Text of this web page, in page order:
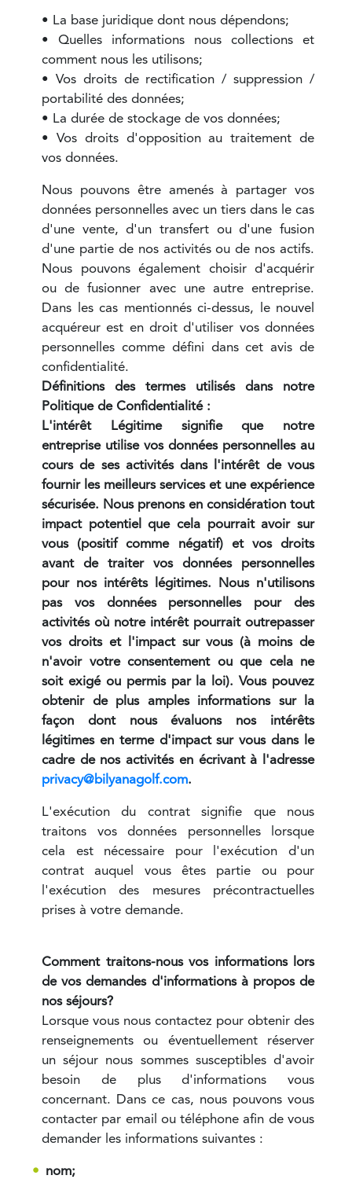
• La base juridique dont nous dépendons;
• Quelles informations nous collections et
comment nous les utilisons;
• Vos droits de rectification / suppression /
portabilité des données;
• La durée de stockage de vos données;
• Vos droits d'opposition au traitement de
vos données.
Nous pouvons être amenés à partager vos
données personnelles avec un tiers dans le cas
d'une vente, d'un transfert ou d'une fusion
d'une partie de nos activités ou de nos actifs.
Nous pouvons également choisir d'acquérir
ou de fusionner avec une autre entreprise.
Dans les cas mentionnés ci-dessus, le nouvel
acquéreur est en droit d'utiliser vos données
personnelles comme défini dans cet avis de
confidentialité.
Définitions des termes utilisés dans notre
Politique de Confidentialité :
L'intérêt Légitime signifie que notre
entreprise utilise vos données personnelles au
cours de ses activités dans l'intérêt de vous
fournir les meilleurs services et une expérience
sécurisée. Nous prenons en considération tout
impact potentiel que cela pourrait avoir sur
vous (positif comme négatif) et vos droits
avant de traiter vos données personnelles
pour nos intérêts légitimes. Nous n'utilisons
pas vos données personnelles pour des
activités où notre intérêt pourrait outrepasser
vos droits et l'impact sur vous (à moins de
n'avoir votre consentement ou que cela ne
soit exigé ou permis par la loi). Vous pouvez
obtenir de plus amples informations sur la
façon dont nous évaluons nos intérêts
légitimes en terme d'impact sur vous dans le
cadre de nos activités en écrivant à l'adresse
privacy@bilyanagolf.com.
L'exécution du contrat signifie que nous
traitons vos données personnelles lorsque
cela est nécessaire pour l'exécution d'un
contrat auquel vous êtes partie ou pour
l'exécution des mesures précontractuelles
prises à votre demande.
Comment traitons-nous vos informations lors
de vos demandes d'informations à propos de
nos séjours?
Lorsque vous nous contactez pour obtenir des
renseignements ou éventuellement réserver
un séjour nous sommes susceptibles d'avoir
besoin de plus d'informations vous
concernant. Dans ce cas, nous pouvons vous
contacter par email ou téléphone afin de vous
demander les informations suivantes :
nom;